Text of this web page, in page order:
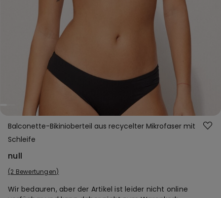
Balconette-Bikinioberteil aus recycelter Mikrofaser mit
Schleife
null
2 Bewertungen
Wir bedauren, aber der Artikel ist leider nicht online